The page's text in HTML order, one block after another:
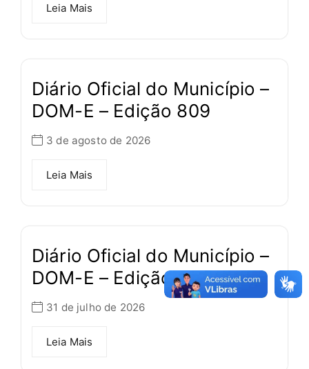
Leia Mais
Diário Oficial do Município –
DOM-E – Edição 809
3 de agosto de 2026
Leia Mais
Diário Oficial do Município –
DOM-E – Edição 808
31 de julho de 2026
Leia Mais